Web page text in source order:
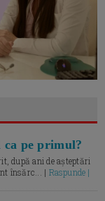
pe primul?
după ani de așteptări
însărc... | Raspunde |